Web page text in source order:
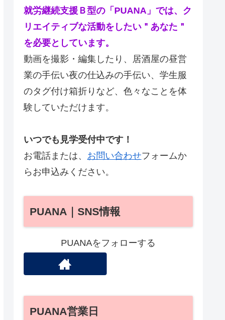
就労継続支援Ｂ型の「PUANA」では、ク
リエイティブな活動をしたい＂あなた＂
を必要としています。
動画を撮影・編集したり、居酒屋の昼営
業の手伝い夜の仕込みの手伝い、学生服
のタグ付け箱折りなど、色々なことを体
験していただけます。
いつでも見学受付中です！
お電話または、 お問い合わせフォームか
らお申込みください。
PUANA｜SNS情報
PUANAをフォローする
PUANA営業日